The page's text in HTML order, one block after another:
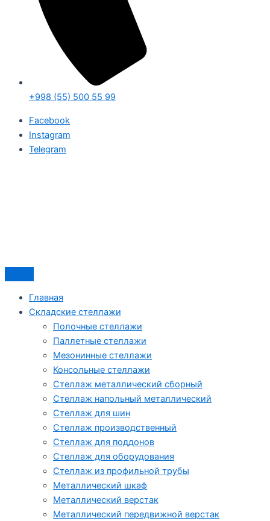
+998 (55) 500 55 99
Facebook
Instagram
Telegram
Главная
Складские стеллажи
Полочные стеллажи
Паллетные стеллажи
Мезонинные стеллажи
Консольные стеллажи
Стеллаж металлический сборный
Стеллаж напольный металлический
Стеллаж для шин
Стеллаж производственный
Стеллаж для поддонов
Стеллаж для оборудования
Стеллаж из профильной трубы
Металлический шкаф
Металлический верстак
Металлический передвижной верстак